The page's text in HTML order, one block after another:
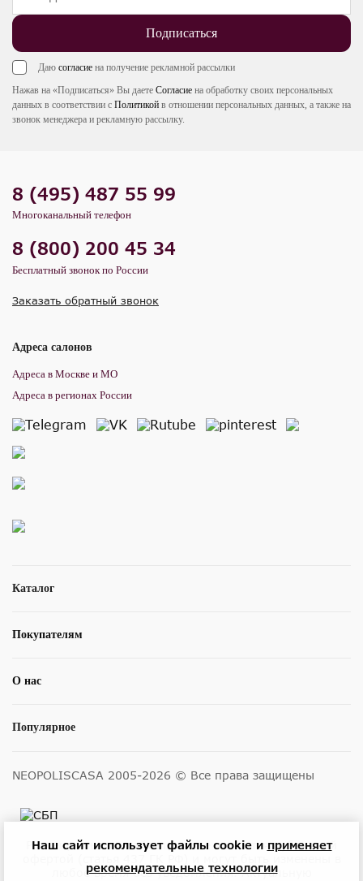
Подписаться
Даю согласие на получение рекламной рассылки
Нажав на «Подписаться» Вы даете Согласие на обработку своих персональных
данных в соответствии с Политикой в отношении персональных данных, а также на
звонок менеджера и рекламную рассылку.
Каталог
Покупателям
О нас
Популярное
8 (495) 487 55 99
Многоканальный телефон
8 (800) 200 45 34
Бесплатный звонок по России
Заказать обратный звонок
Адреса салонов
Адреса в Москве и МО
Адреса в регионах России
NEOPOLISCASA 2005-2026 © Все права защищены
Размещенные на сайте цены не являются публичной
любое время без уведомления. Актуальную
Наш сайт использует файлы cookie и применяет
рекомендательные технологии